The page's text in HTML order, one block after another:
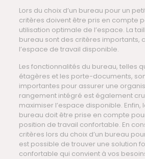
Lors du choix d’un bureau pour un
critères doivent être pris en compte
utilisation optimale de l’espace. La
bureau sont des critères importants,
l’espace de travail disponible.
Les fonctionnalités du bureau, telles
étagères et les porte-documents,
importantes pour assurer une
rangement intégré est également
maximiser l’espace disponible. Enfin,
bureau doit être prise en compte
position de travail confortable. En
critères lors du choix d’un bureau
est possible de trouver une solution
confortable qui convient à vos